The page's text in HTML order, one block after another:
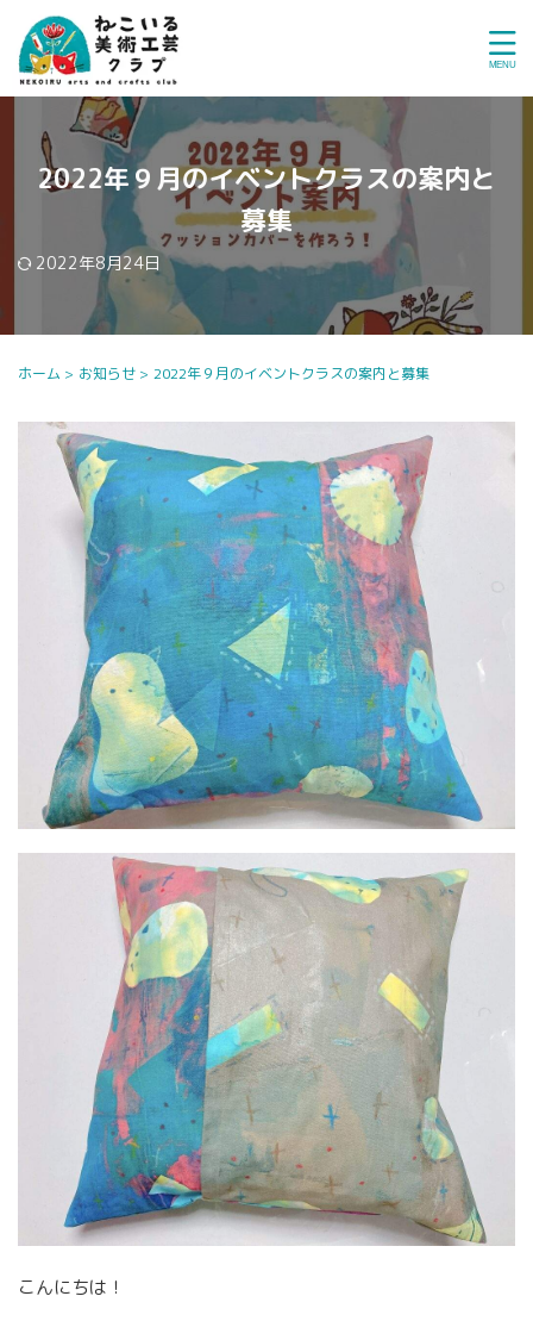
2022年９月のイベントクラスの案内と
募集
2022年8月24日
ホーム > お知らせ > 2022年９月のイベントクラスの案内と募集
こんにちは！